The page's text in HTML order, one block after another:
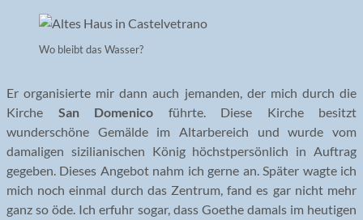
Wo bleibt das Wasser?
Er organisierte mir dann auch jemanden, der mich durch die
Kirche San Domenico führte. Diese Kirche besitzt
wunderschöne Gemälde im Altarbereich und wurde vom
damaligen sizilianischen König höchstpersönlich in Auftrag
gegeben. Dieses Angebot nahm ich gerne an. Später wagte ich
mich noch einmal durch das Zentrum, fand es gar nicht mehr
ganz so öde. Ich erfuhr sogar, dass Goethe damals im heutigen